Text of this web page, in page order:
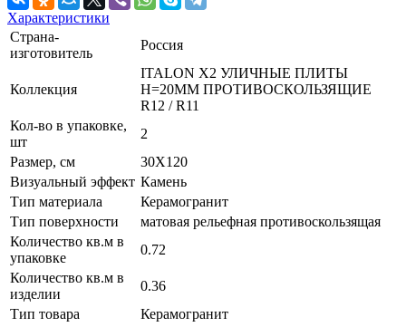
Характеристики
Страна-
изготовитель
Россия
Коллекция
ITALON X2 УЛИЧНЫЕ ПЛИТЫ
Н=20ММ ПРОТИВОСКОЛЬЗЯЩИЕ
R12 / R11
Кол-во в упаковке,
шт
2
Размер, см
30X120
Визуальный эффект Камень
Тип материала
Керамогранит
Тип поверхности
матовая рельефная противоскользящая
Количество кв.м в
упаковке
0.72
Количество кв.м в
изделии
0.36
Тип товара
Керамогранит